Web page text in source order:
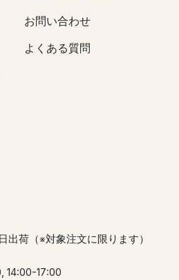
お問い合わせ
よくある質問
出荷（※対象注文に限ります）
14:00-17:00